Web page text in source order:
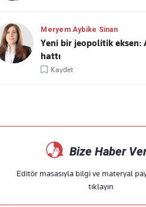
Meryem Aybike Sinan
Yeni bir jeopolitik eksen:
hattı
Kaydet
Bize Haber
Editör masasıyla bilgi ve materyal
tıklayın